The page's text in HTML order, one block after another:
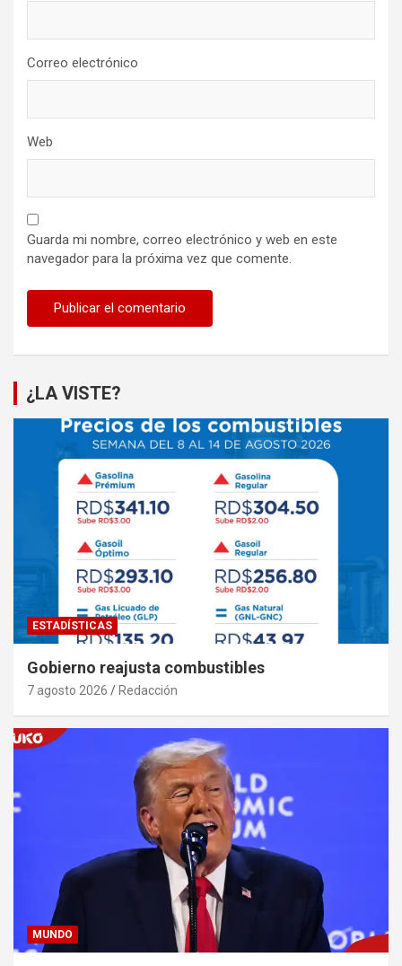
Correo electrónico
Web
Guarda mi nombre, correo electrónico y web en este
navegador para la próxima vez que comente.
¿LA VISTE?
ESTADÍSTICAS
Gobierno reajusta combustibles
7 agosto 2026 Redacción
MUNDO